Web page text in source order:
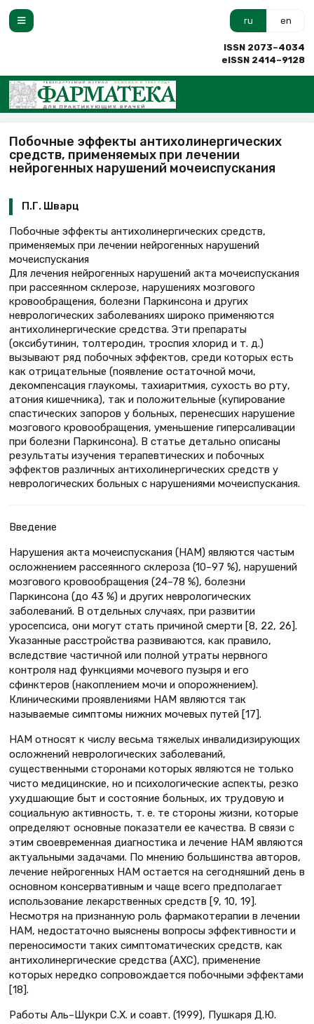
ru en
ISSN 2073–4034
eISSN 2414–9128
Побочные эффекты антихолинергических
средств, применяемых при лечении
нейрогенных нарушений мочеиспускания
П.Г. Шварц
Побочные эффекты антихолинергических средств,
применяемых при лечении нейрогенных нарушений
мочеиспускания
Для лечения нейрогенных нарушений акта мочеиспускания
при рассеянном склерозе, нарушениях мозгового
кровообращения, болезни Паркинсона и других
неврологических заболеваниях широко применяются
антихолинергические средства. Эти препараты
(оксибутинин, толтеродин, троспия хлорид и т. д.)
вызывают ряд побочных эффектов, среди которых есть
как отрицательные (появление остаточной мочи,
декомпенсация глаукомы, тахиаритмия, сухость во рту,
атония кишечника), так и положительные (купирование
спастических запоров у больных, перенесших нарушение
мозгового кровообращения, уменьшение гиперсаливации
при болезни Паркинсона). В статье детально описаны
результаты изучения терапевтических и побочных
эффектов различных антихолинергических средств у
неврологических больных с нарушениями мочеиспускания.
Введение
Нарушения акта мочеиспускания (НАМ) являются частым
осложнением рассеянного склероза (10–97 %), нарушений
мозгового кровообращения (24–78 %), болезни
Паркинсона (до 43 %) и других неврологических
заболеваний. В отдельных случаях, при развитии
уросепсиса, они могут стать причиной смерти [8, 22, 26].
Указанные расстройства развиваются, как правило,
вследствие частичной или полной утраты нервного
контроля над функциями мочевого пузыря и его
сфинктеров (накоплением мочи и опорожнением).
Клиническими проявлениями НАМ являются так
называемые симптомы нижних мочевых путей [17].
НАМ относят к числу весьма тяжелых инвалидизирующих
осложнений неврологических заболеваний,
существенными сторонами которых являются не только
чисто медицинские, но и психологические аспекты, резко
ухудшающие быт и состояние больных, их трудовую и
социальную активность, т. е. те стороны жизни, которые
определяют основные показатели ее качества. В связи с
этим своевременная диагностика и лечение НАМ являются
актуальными задачами. По мнению большинства авторов,
лечение нейрогенных НАМ остается на сегодняшний день в
основном консервативным и чаще всего предполагает
использование лекарственных средств [9, 10, 19].
Несмотря на признанную роль фармакотерапии в лечении
НАМ, недостаточно выяснены вопросы эффективности и
переносимости таких симптоматических средств, как
антихолинергические средства (АХС), применение
которых нередко сопровождается побочными эффектами
[18].
Работы Аль–Шукри С.Х. и соавт. (1999), Пушкаря Д.Ю.